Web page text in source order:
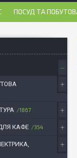
ПОСУД ТА
1867
КАФЕ 354